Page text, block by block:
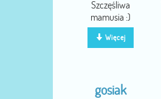
Szczęśliwa
mamusia :)
Więcej
gosiak